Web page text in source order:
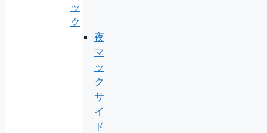
ッ
ク
夜
マ
ッ
ク
サ
イ
ド